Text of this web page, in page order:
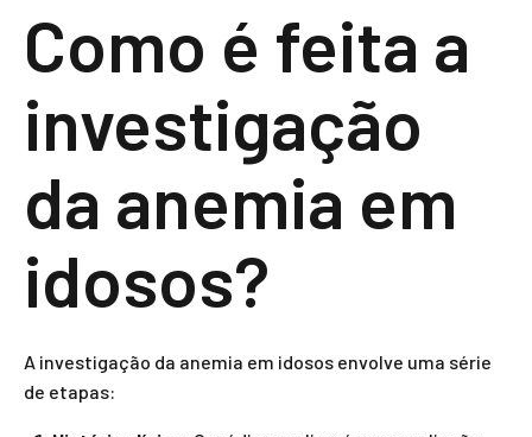
Como é feita a
investigação
da anemia em
idosos?
A investigação da anemia em idosos envolve uma série
de etapas: